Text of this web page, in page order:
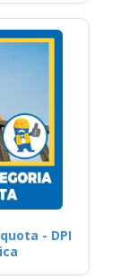
- DPI